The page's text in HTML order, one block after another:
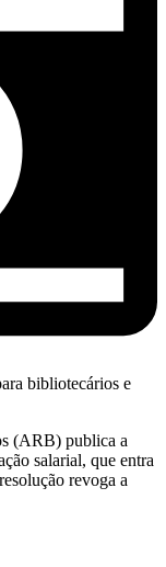
(ARB) publica a
salarial, que entra
revoga a